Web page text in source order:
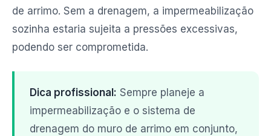
de arrimo. Sem a drenagem, a impermeabilização
sozinha estaria sujeita a pressões excessivas,
podendo ser comprometida.
Dica profissional: Sempre planeje a
impermeabilização e o sistema de
drenagem do muro de arrimo em conjunto,